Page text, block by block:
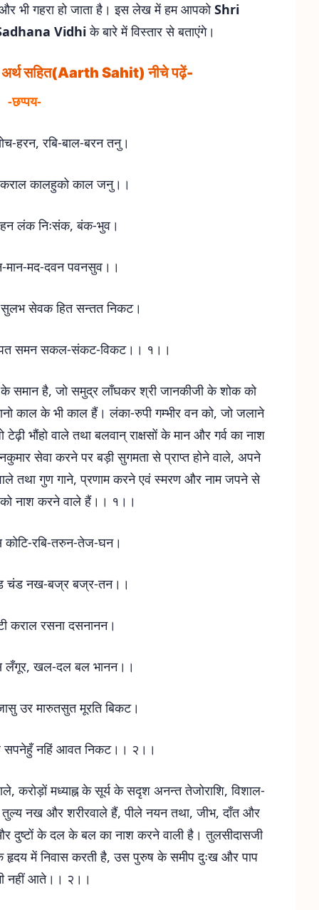
भी गहरा हो जाता है। इस लेख में हम आपकोShri
Vidhiके बारे में विस्तार से बताएंगे।
में अर्थ सहित(Aarth Sahit) नीचे पढ़ें-
-छप्पय-
हरन, रबि-बाल-बरन तनु।
कालहुको काल जनु।।
लंक निःसंक, बंक-भुव।
मान-मद-दवन पवनसुव।।
सेवक हित सन्तत निकट।
समन सकल-संकट-विकट।। १।।
समान है, जो समुद्र लाँघकर श्री जानकीजी के शोक को
काल के भी काल हैं। लंका-रुपी गम्भीर वन को, जो जलाने
भौंहो वाले तथा बलवान् राक्षसों के मान और गर्व का नाश
सेवा करने पर बड़ी सुगमता से प्राप्त होने वाले, अपने
तथा गुण गाने, प्रणाम करने एवं स्मरण और नाम जपने से
नाश करने वाले हैं।। १।।
रबि-तरुन-तेज-घन।
चंड नख-बज्र बज्र-तन।।
कराल रसना दसनानन।
खल-दल बल भानन।।
उर मारुतसुत मूरति बिकट।
सपनेहुँ नहिं आवत निकट।। २।।
करोड़ों मध्याह्न के सूर्य के सदृश अनन्त तेजोराशि, विशाल-
नख और शरीरवाले हैं, पीले नयन तथा, जीभ, दाँत और
दुष्टों के दल के बल का नाश करने वाली है। तुलसीदासजी
हृदय में निवास करती है, उस पुरुष के समीप दुःख और पाप
नहीं आते।। २।।